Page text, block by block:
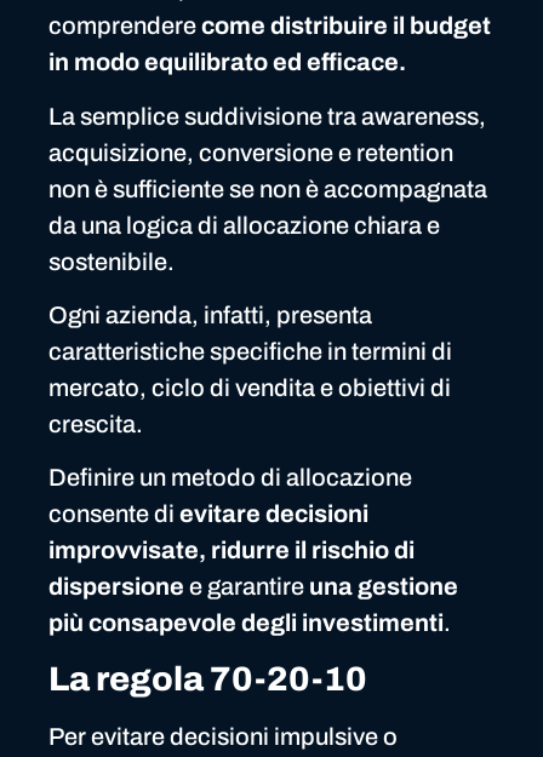
comprenderecome distribuire il budget
in modo equilibrato ed efficace.
La semplice suddivisione tra awareness,
acquisizione, conversione e retention
non è sufficiente se non è accompagnata
da una logica di allocazione chiara e
sostenibile.
Ogni azienda, infatti, presenta
caratteristiche specifiche in termini di
mercato, ciclo di vendita e obiettivi di
crescita.
Definire un metodo di allocazione
consente di evitare decisioni
improvvisate, ridurre il rischio di
dispersione e garantire una gestione
più consapevole degli investimenti.
La regola 70-20-10
Per evitare decisioni impulsive o